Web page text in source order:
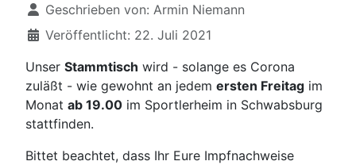
DetailsGeschrieben von: Armin Niemann
Veröffentlicht: 22. Juli 2021
Unser Stammtisch wird - solange es Corona
zuläßt - wie gewohnt an jedem ersten Freitag im
Monat ab 19.00 im Sportlerheim in Schwabsburg
stattfinden.
Bittet beachtet, dass Ihr Eure Impfnachweise